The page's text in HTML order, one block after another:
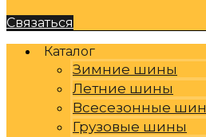
Связаться
Каталог
Зимние шины
Летние шины
Всесезонные
Грузовые шины